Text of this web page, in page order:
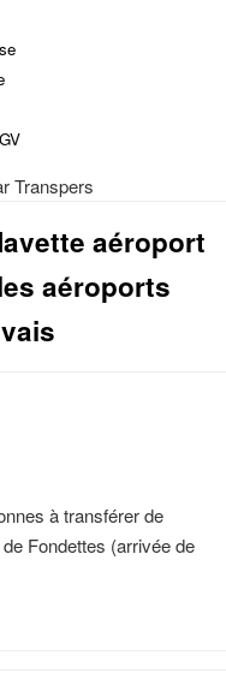
Transpers
aéroport
aéroports
à transférer de
de Fondettes (arrivée de